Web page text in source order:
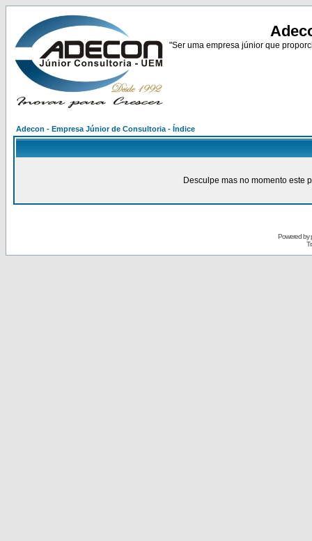
"Ser uma empresa júnior que
Adecon - Empresa Júnior de Consultoria - Índice
Desculpe mas no momento este
Powered by